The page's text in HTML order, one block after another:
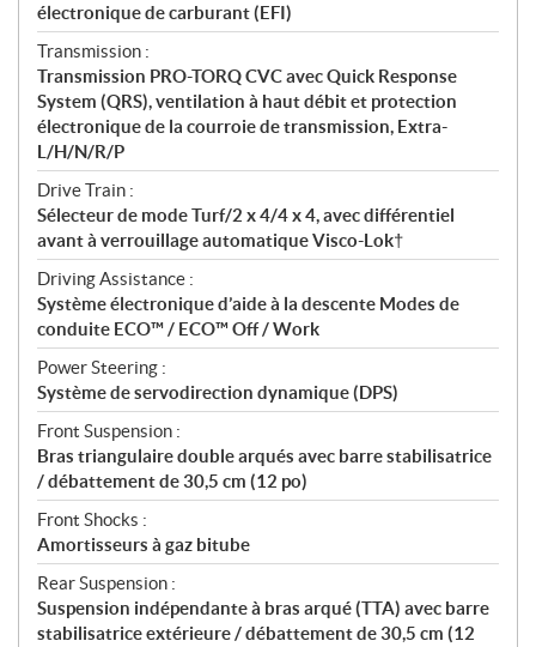
électronique de carburant (EFI)
Transmission :
Transmission PRO-TORQ CVC avec Quick Response
System (QRS), ventilation à haut débit et protection
électronique de la courroie de transmission, Extra-
L/H/N/R/P
Drive Train :
Sélecteur de mode Turf/2 x 4/4 x 4, avec différentiel
avant à verrouillage automatique Visco-Lok†
Driving Assistance :
Système électronique d’aide à la descente Modes de
conduite ECO™ / ECO™ Off / Work
Power Steering :
Système de servodirection dynamique (DPS)
Front Suspension :
Bras triangulaire double arqués avec barre stabilisatrice
/ débattement de 30,5 cm (12 po)
Front Shocks :
Amortisseurs à gaz bitube
Rear Suspension :
Suspension indépendante à bras arqué (TTA) avec barre
stabilisatrice extérieure / débattement de 30,5 cm (12